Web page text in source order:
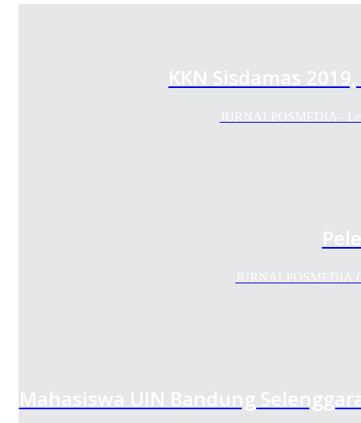
KKN Sisdamas
JURNALPOSMEDIA–
Mahasiswa UIN Bandung